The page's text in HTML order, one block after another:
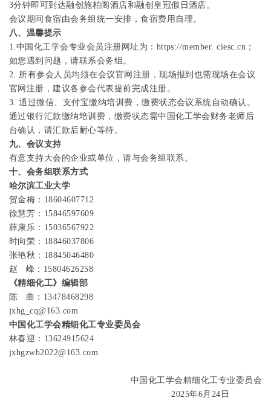
3分钟即可到达融创施柏阁酒店和融创皇冠假日酒店。
会议期间食宿由会务组统一安排，食宿费用自理。
八、温馨提示
1.中国化工学会专业会员注册网址为： https://member. ciesc.cn ；
如您遇到问题，请联系会务组。
2. 所有参会人员均须在会议官网注册，现场报到也需现场在会议
官网注册，建议各参会代表提前完成注册。
3.通过微信、支付宝缴纳培训费，缴费状态会议系统自动确认。
通过银行汇款缴纳培训费，缴费状态需中国化工学会财务老师后
台确认，请汇款后耐心等待。
九、会议支持
有意支持大会的企业或单位，请与会务组联系。
十、会务组联系方式
哈尔滨工业大学
贺金梅： 18604607712
徐慧芳： 15846597609
薛康乐： 15036567922
时向荣： 18846037806
张艳秋：18845046480
赵
峰： 15804626258
《精细化工》编辑部
陈
曲： 13478468298
jxhg_cq@163.com
中国化工学会精细化工专业委员会
林春迎： 13624915624
jxhgzwh2022@163.com
中国化工学会精细化工专业委员会
2025年6月 24 日